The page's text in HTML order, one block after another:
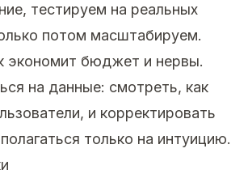
тестируем на реальных
потом масштабируем.
экономит бюджет и нервы.
на данные: смотреть, как
и корректировать
только на интуицию.